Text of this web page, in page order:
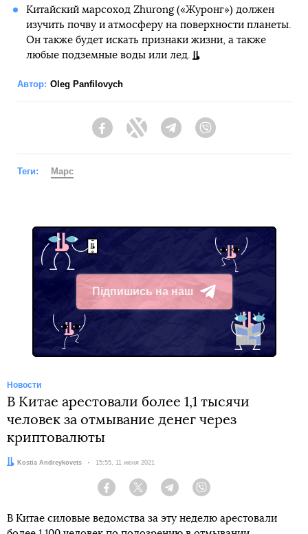
Китайский марсоход Zhurong («Журонг») должен
изучить почву и атмосферу на поверхности планеты.
Он также будет искать признаки жизни, а также
любые подземные воды или лед.
Автор: Oleg Panfilovych
FacebookTwitter Telegram
Теги: Марс
Підпишись на наш
Telegram
Новости
В Китае арестовали более 1,1 тысячи
человек за отмывание денег через
криптовалюты
Автор:Kostia Andreykovets Дата:
15:55, 11 июня 2021
Facebook Twitter Telegram
В Китае силовые ведомства за эту неделю арестовали